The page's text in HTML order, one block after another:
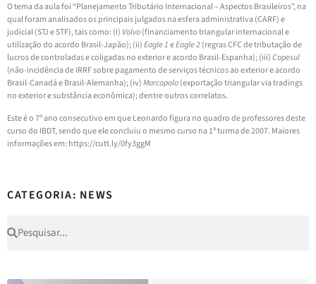
O tema da aula foi “Planejamento Tributário Internacional – Aspectos Brasileiros”, na
qual foram analisados os principais julgados na esfera administrativa (CARF) e
judicial (STJ e STF), tais como: (i) Volvo(financiamento triangular internacional e
utilização do acordo Brasil-Japão); (ii)Eagle 1eEagle 2(regras CFC de tributação de
lucros de controladas e coligadas no exterior e acordo Brasil-Espanha); (iii)Copesul
(não-incidência de IRRF sobre pagamento de serviços técnicos ao exterior e acordo
Brasil-Canadá e Brasil-Alemanha); (iv)Marcopolo(exportação triangular via tradings
no exterior e substância econômica); dentre outros correlatos.
Este é o 7º ano consecutivo em que Leonardo figura no quadro de professores deste
curso do IBDT, sendo que ele concluiu o mesmo curso na 1ª turma de 2007. Maiores
informações em: https://cutt.ly/0fy3ggM
CATEGORIA: NEWS